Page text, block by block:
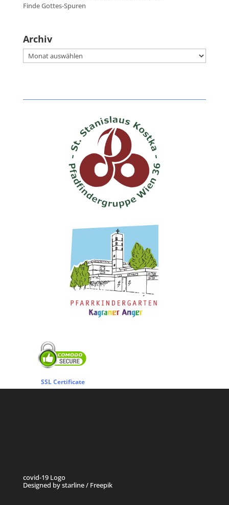
Finde Gottes-Spuren
Archiv
Archiv
SSL Certificate
covid-19 Logo
Designed by starline / Freepik